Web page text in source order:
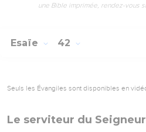
une Bible imprimée, rendez-vous
Esaïe 42
Seuls les Évangiles sont disponibles en
Le serviteur du